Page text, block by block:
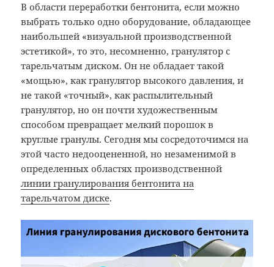
В области переработки бентонита, если можно
выбрать только одно оборудование, обладающее
наибольшей «визуальной производственной
эстетикой», то это, несомненно, гранулятор с
тарельчатым диском. Он не обладает такой
«мощью», как гранулятор высокого давления, и
не такой «точный», как распылительный
гранулятор, но он почти художественным
способом превращает мелкий порошок в
круглые гранулы. Сегодня мы сосредоточимся на
этой часто недооцененной, но незаменимой в
определенных областях производственной
линии гранулирования бентонита на
тарельчатом диске.